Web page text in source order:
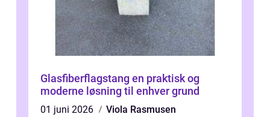
Glasfiberflagstang en praktisk og
moderne løsning til enhver grund
01 juni 2026
Viola Rasmusen